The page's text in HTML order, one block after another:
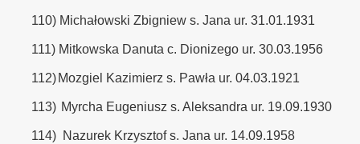
110) Michałowski Zbigniew s. Jana ur. 31.01.1931
111) Mitkowska Danuta c. Dionizego ur. 30.03.1956
112) Mozgiel Kazimierz s. Pawła ur. 04.03.1921
113) Myrcha Eugeniusz s. Aleksandra ur. 19.09.1930
114) Nazurek Krzysztof s. Jana ur. 14.09.1958